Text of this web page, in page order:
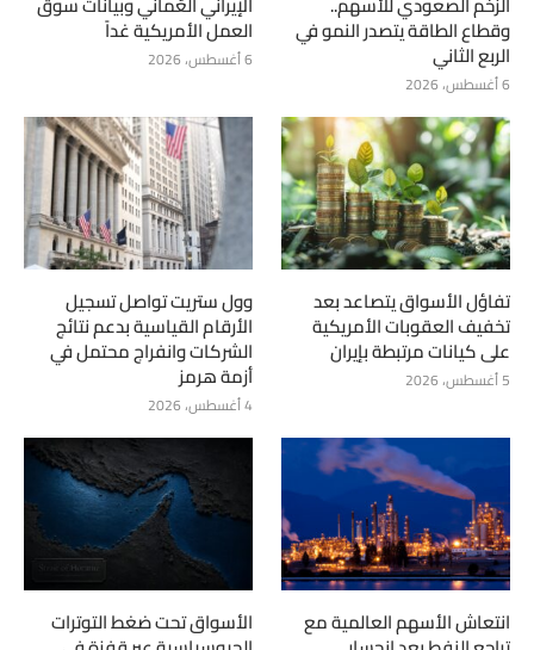
وقطاع الطاقة يتصدر النمو في
الربع الثاني
6 أغسطس، 2026
العمل الأمريكية غداً
6 أغسطس، 2026
تفاؤل الأسواق يتصاعد بعد
تخفيف العقوبات الأمريكية
على كيانات مرتبطة بإيران
5 أغسطس، 2026
وول ستريت تواصل تسجيل
الأرقام القياسية بدعم نتائج
الشركات وانفراج محتمل في
أزمة هرمز
4 أغسطس، 2026
انتعاش الأسهم العالمية مع الأسواق تحت ضغط التوترات